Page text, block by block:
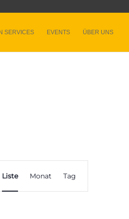
SERVICES EVENTS ÜBER UNS
Ansichten-
Liste Monat Tag